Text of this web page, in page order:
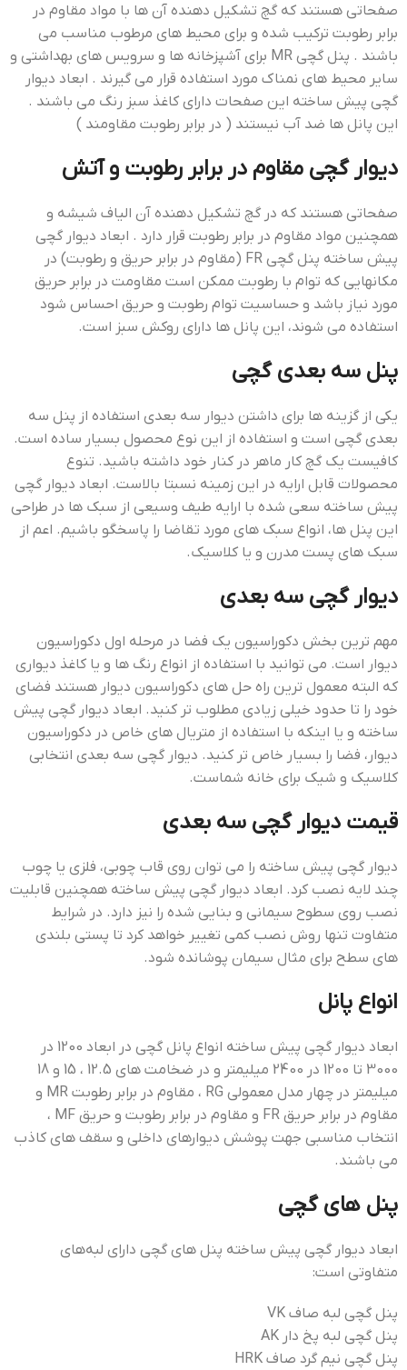
صفحاتی هستند که گچ تشکیل دهنده آن ها با مواد مقاوم در
برابر رطوبت ترکیب شده و برای محیط های مرطوب مناسب می
باشند . پنل گچی MR برای آشپزخانه ها و سرویس های بهداشتی و
سایر محیط های نمناک مورد استفاده قرار می گیرند . ابعاد دیوار
گچی پیش ساخته این صفحات دارای کاغذ سبز رنگ می باشند .
این پانل ها ضد آب نیستند ( در برابر رطوبت مقاومند )
دیوار گچی مقاوم در برابر رطوبت و آتش
صفحاتی هستند که در گچ تشکیل دهنده آن الیاف شیشه و
همچنین مواد مقاوم در برابر رطوبت قرار دارد . ابعاد دیوار گچی
پیش ساخته پنل گچی FR (مقاوم در برابر حریق و رطوبت) در
مکانهایی که توام با رطوبت ممکن است مقاومت در برابر حریق
مورد نیاز باشد و حساسیت توام رطوبت و حریق احساس شود
استفاده می شوند، این پانل ها دارای روکش سبز است.
پنل سه بعدی گچی
یکی از گزینه ها برای داشتن دیوار سه بعدی استفاده از پنل سه
بعدی گچی است و استفاده از این نوع محصول بسیار ساده است.
کافیست یک گچ کار ماهر در کنار خود داشته باشید. تنوع
محصولات قابل ارایه در این زمینه نسبتا بالاست. ابعاد دیوار گچی
پیش ساخته سعی شده با ارایه طیف وسیعی از سبک ها در طراحی
این پنل ها، انواع سبک های مورد تقاضا را پاسخگو باشیم. اعم از
سبک های پست مدرن و یا کلاسیک.
دیوار گچی سه بعدی
مهم ترین بخش دکوراسیون یک فضا در مرحله اول دکوراسیون
دیوار است. می توانید با استفاده از انواع رنگ ها و یا کاغذ دیواری
که البته معمول ترین راه حل های دکوراسیون دیوار هستند فضای
خود را تا حدود خیلی زیادی مطلوب تر کنید. ابعاد دیوار گچی پیش
ساخته و یا اینکه با استفاده از متریال های خاص در دکوراسیون
دیوار، فضا را بسیار خاص تر کنید. دیوار گچی سه بعدی انتخابی
کلاسیک و شیک برای خانه شماست.
قیمت دیوار گچی سه بعدی
دیوار گچی پیش ساخته را می توان روی قاب چوبی، فلزی یا چوب
چند لایه نصب کرد. ابعاد دیوار گچی پیش ساخته همچنین قابلیت
نصب روی سطوح سیمانی و بنایی شده را نیز دارد. در شرایط
متفاوت تنها روش نصب کمی تغییر خواهد کرد تا پستی بلندی
های سطح برای مثال سیمان پوشانده شود.
انواع پانل
ابعاد دیوار گچی پیش ساخته انواع پانل گچی در ابعاد 1200 در
3000 تا 1200 در 2400 میلیمتر و در ضخامت های 12.5 ، 15 و 18
میلیمتر در چهار مدل معمولی RG ، مقاوم در برابر رطوبت MR و
مقاوم در برابر حریق FR و مقاوم در برابر رطوبت و حریق MF ،
انتخاب مناسبی جهت پوشش دیوارهای داخلی و سقف های کاذب
می باشند.
پنل های گچی
ابعاد دیوار گچی پیش ساخته پنل های گچی دارای لبه‌های
متفاوتی است:
پنل گچی لبه صاف VK
پنل گچی لبه پخ دار AK
پنل گچی نیم گرد صاف HRK